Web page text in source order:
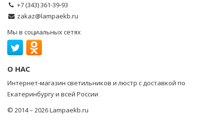
+7 (343) 361-39-93
zakaz@lampaekb.ru
Мы в социальных сетях
О НАС
Интернет-магазин светильников и люстр с доставкой по
Екатеринбургу и всей России
© 2014 – 2026 Lampaekb.ru